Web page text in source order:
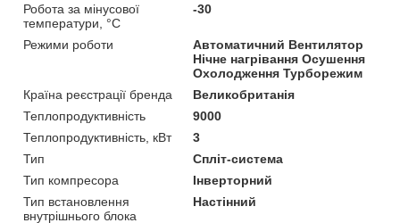
Робота за мінусової
температури, °C
-30
Режими роботи
Автоматичний Вентилятор
Нічне нагрівання Осушення
Охолодження Турборежим
Країна реєстрації бренда
Великобританія
Теплопродуктивність
9000
Теплопродуктивність, кВт
3
Тип
Спліт-система
Тип компресора
Інверторний
Тип встановлення
внутрішнього блока
Настінний